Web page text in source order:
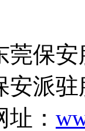
莞保
安派
：